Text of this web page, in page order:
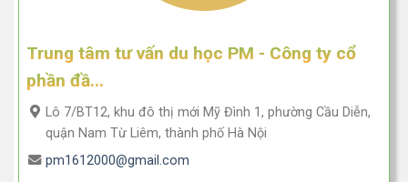
Trung tâm tư vấn du học PM - Công ty cổ
phần đầ...
Lô 7/BT12, khu đô thị mới Mỹ Đình 1, phường Cầu Diễn,
quận Nam Từ Liêm, thành phố Hà Nội
pm1612000@gmail.com